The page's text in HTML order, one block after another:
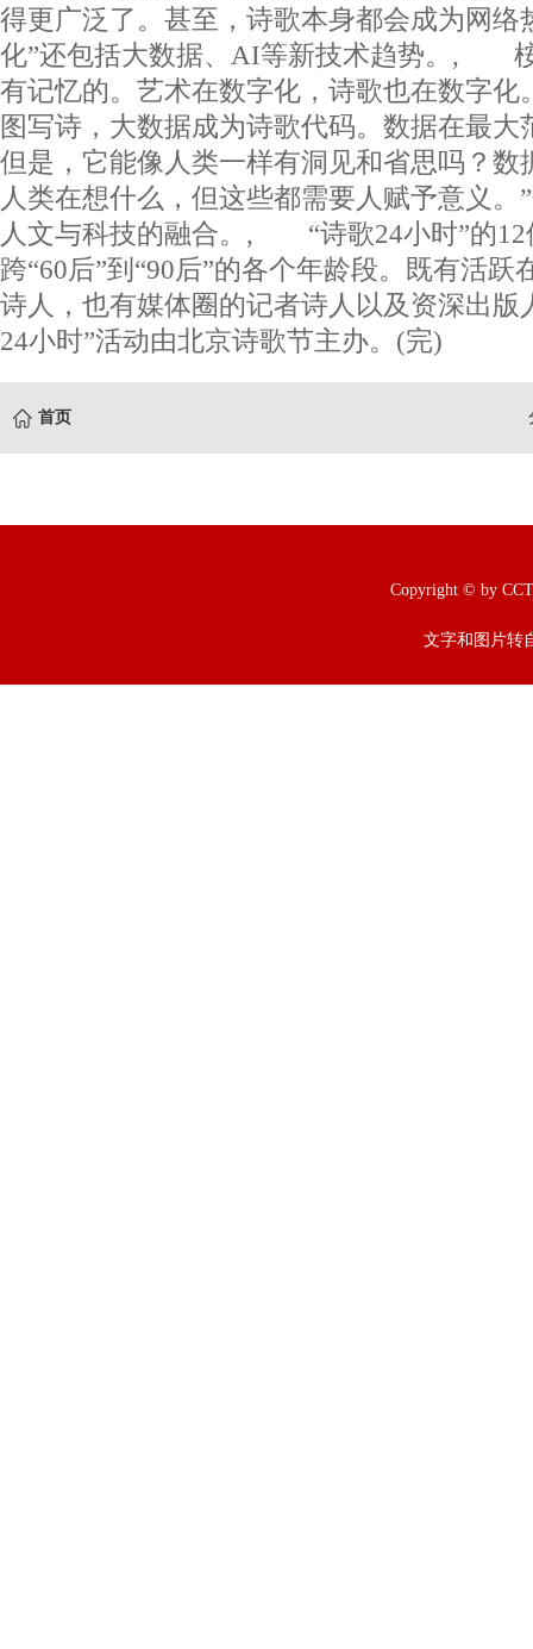
得更广泛了。甚至，诗歌本身都会成为网络
化”还包括大数据、AI等新技术趋势。,
有记忆的。艺术在数字化，诗歌也在数字化
图写诗，大数据成为诗歌代码。数据在最大
但是，它能像人类一样有洞见和省思吗？数
人类在想什么，但这些都需要人赋予意义。
人文与科技的融合。, “诗歌24小时”的12
跨“60后”到“90后”的各个年龄段。既有活跃
诗人，也有媒体圈的记者诗人以及资深出
24小时”活动由北京诗歌节主办。(完)
首页
Copyright © by
文字和图片转